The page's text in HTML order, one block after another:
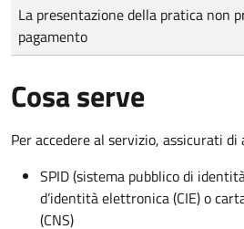
Tipo di pagamento
Importo
La presentazione della pratica non
pagamento
Cosa serve
Per accedere al servizio, assicurati di
SPID (sistema pubblico di
d’identità elettronica (CIE) o
(CNS)